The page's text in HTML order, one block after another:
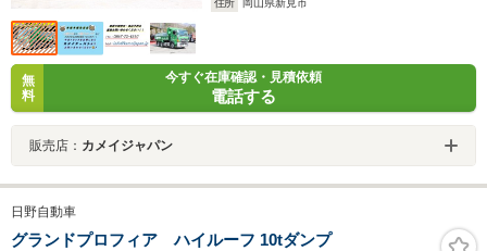
住所 岡山県新見市
無
料
今すぐ在庫確認・見積依頼
電話する
販売店： カメイジャパン
日野自動車
グランドプロフィア ハイルーフ 10tダンプ